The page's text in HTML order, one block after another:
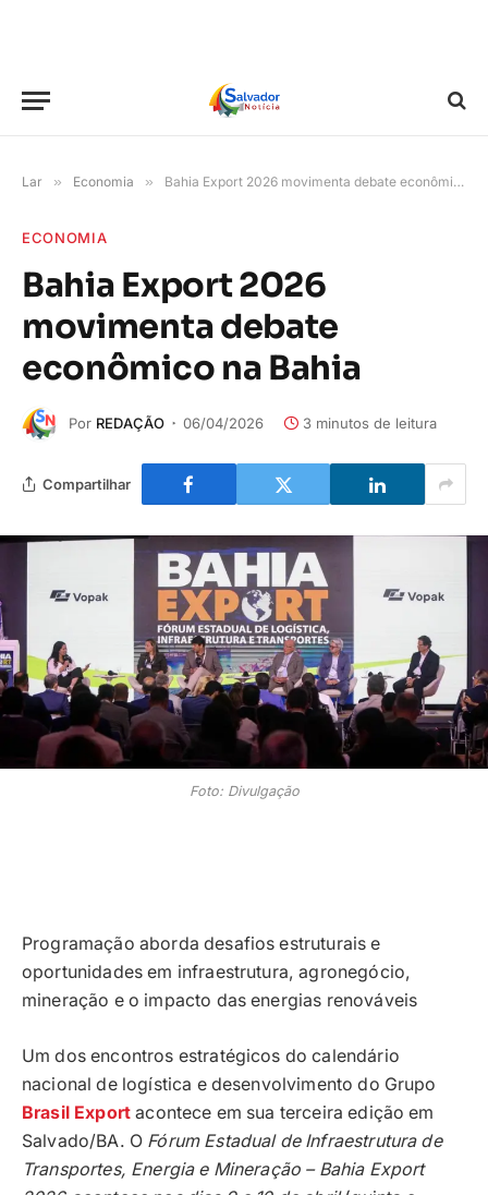
Lar » Economia » Bahia Export 2026 movimenta debate econômico na Bahia
ECONOMIA
Bahia Export 2026
movimenta debate
econômico na Bahia
Por REDAÇÃO 06/04/2026 3 minutos de leitura
Compartilhar
Foto: Divulgação
Programação aborda desafios estruturais e
oportunidades em infraestrutura, agronegócio,
mineração e o impacto das energias renováveis
Um dos encontros estratégicos do calendário
nacional de logística e desenvolvimento do Grupo
Brasil Exportacontece em sua terceira edição em
Salvado/BA. O Fórum Estadual de Infraestrutura de
Transportes, Energia e Mineração – Bahia Export